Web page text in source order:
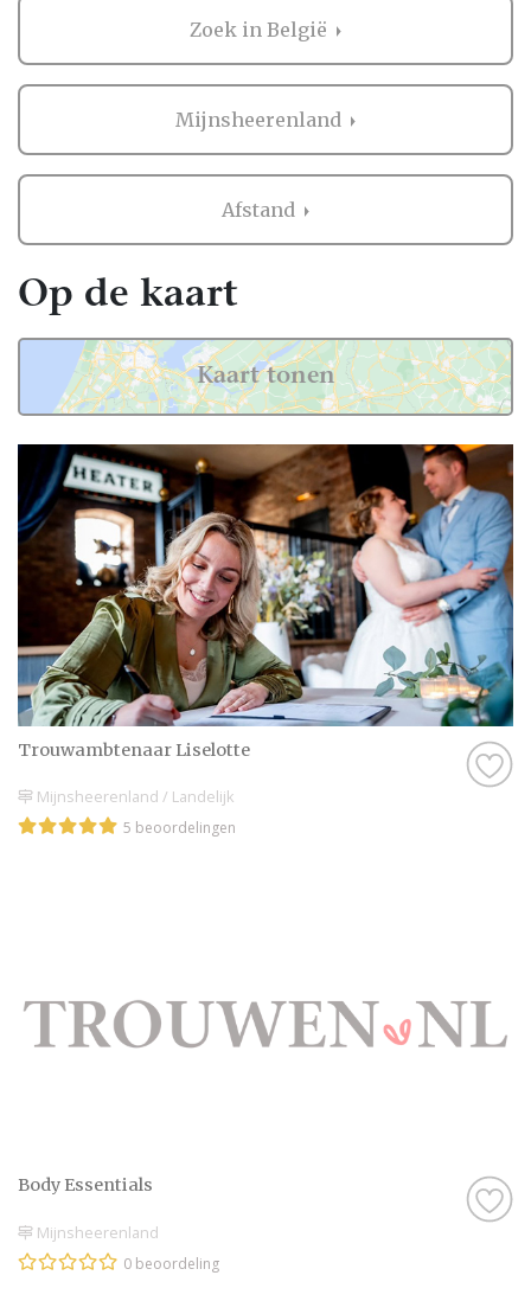
Zoek in België
Mijnsheerenland
Afstand
Trouwambtenaar Liselotte
Mijnsheerenland / Landelijk
5 beoordelingen
Body Essentials
Mijnsheerenland
0 beoordeling
Op de kaart
Kaart tonen